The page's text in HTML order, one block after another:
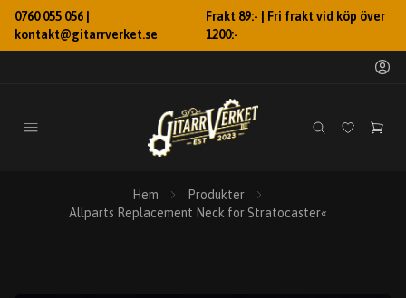
0760 055 056 |
kontakt@gitarrverket.se
Frakt 89:- | Fri frakt vid köp över
1200:-
Hem
Produkter
Allparts Replacement Neck for Stratocaster«